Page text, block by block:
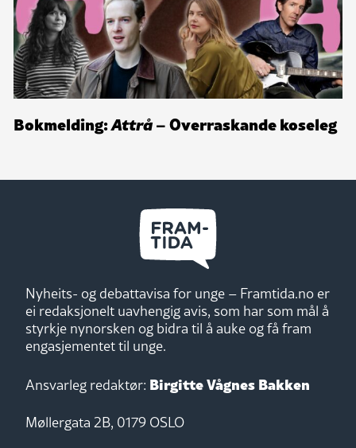
Bokmelding:Attrå– Overraskande koseleg
Nyheits- og debattavisa for unge – Framtida.no er
ei redaksjonelt uavhengig avis, som har som mål å
styrkje nynorsken og bidra til å auke og få fram
engasjementet til unge.
Ansvarleg redaktør: Birgitte Vågnes Bakken
Møllergata 2B, 0179 OSLO